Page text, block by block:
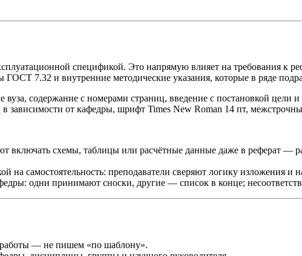
спецификой. Это напрямую влияет на требования к
7.32 и внутренние методические указания, которые в ряде
содержание с номерами страниц, введение с постановкой цели
от кафедры, шрифт Times New Roman 14 пт,
схемы, таблицы или расчётные данные даже в реферат —
самостоятельность: преподаватели сверяют логику изложения и
одни принимают сноски, другие — список в конце;
работы — не пишем «по шаблону».